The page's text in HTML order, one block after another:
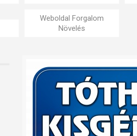
Weboldal Forgalom
Növelés